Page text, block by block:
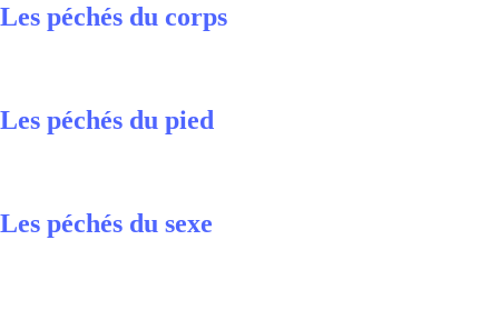
Les péchés du corps
Les péchés du pied
Les péchés du sexe